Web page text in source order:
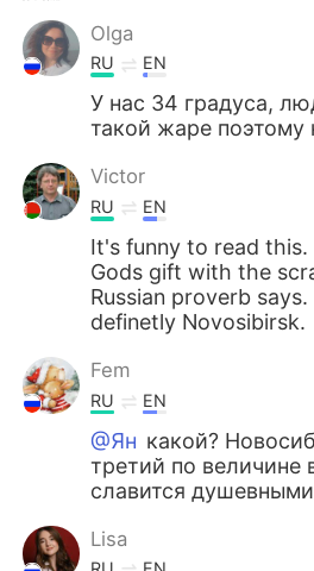
Olga
RU EN
У нас 34 градуса,
такой жаре поэтому
Victor
RU EN
It's funny to read this.
Gods gift with the
Russian proverb
definetly Novosibirsk.
Fem
RU EN
@Ян какой?
третий по величине
славится
Lisa